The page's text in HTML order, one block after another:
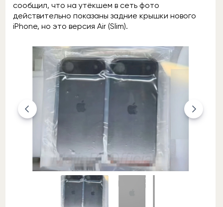
сообщил, что на утёкшем в сеть фото
действительно показаны задние крышки нового
iPhone, но это версия Air (Slim).